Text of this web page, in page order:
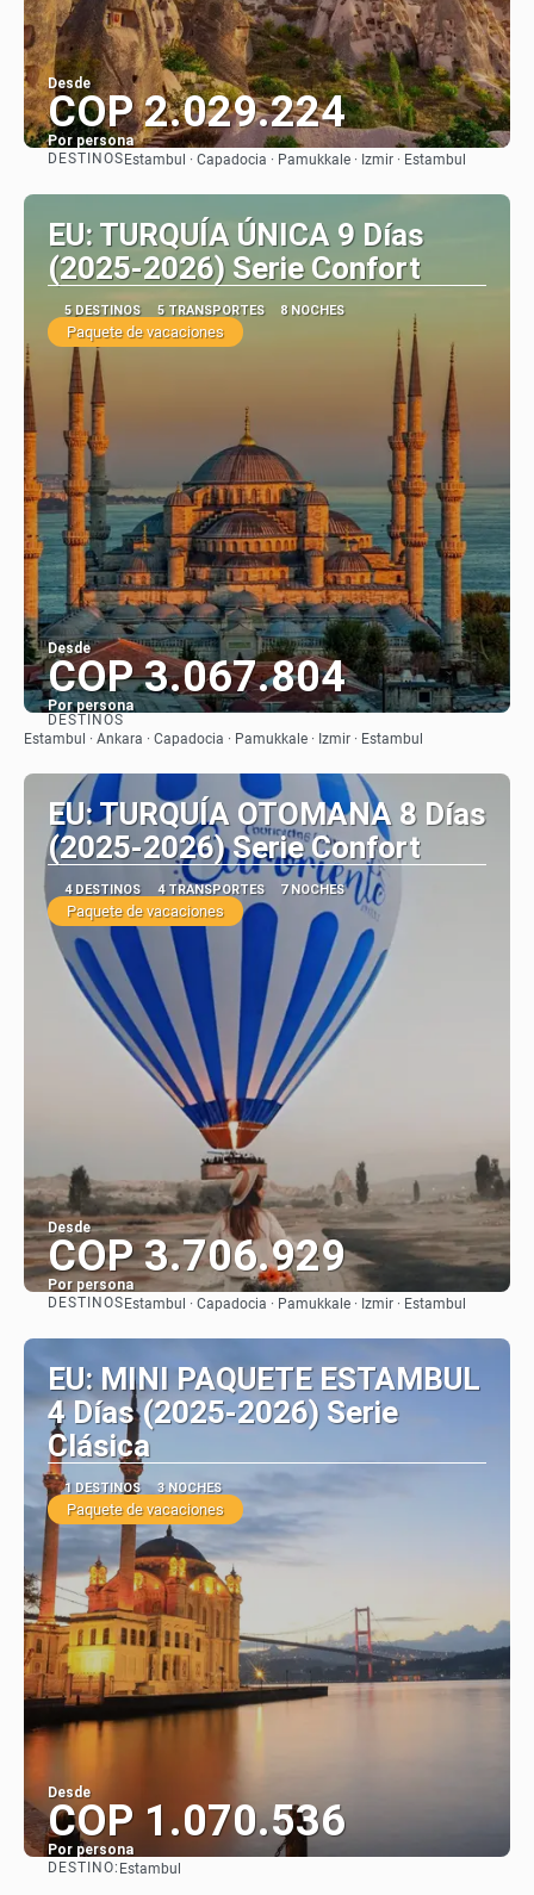
Desde
COP 2.029.224
Por persona
DESTINOSEstambul · Capadocia · Pamukkale · Izmir · Estambul
EU: TURQUÍA ÚNICA 9 Días
(2025-2026) Serie Confort
5 DESTINOS 5 TRANSPORTES 8 NOCHES
Paquete de vacaciones
Desde
COP 3.067.804
Por persona
Ver
DESTINOS
Estambul · Ankara · Capadocia · Pamukkale · Izmir · Estambul
EU: TURQUÍA OTOMANA 8 Días
(2025-2026) Serie Confort
4 DESTINOS 4 TRANSPORTES 7 NOCHES
Paquete de vacaciones
Desde
COP 3.706.929
Por persona
DESTINOSEstambul · Capadocia · Pamukkale · Izmir · Estambul
EU: MINI PAQUETE ESTAMBUL
4 Días (2025-2026) Serie
Clásica
1 DESTINOS 3 NOCHES
Paquete de vacaciones
Desde
COP 1.070.536
Por persona
DESTINO: Estambul